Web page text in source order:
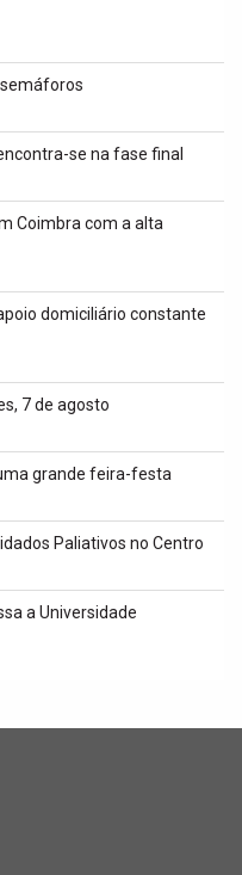
se na fase final
Coimbra com a alta
domiciliário constante
7 de agosto
grande feira-festa
Paliativos no Centro
a Universidade